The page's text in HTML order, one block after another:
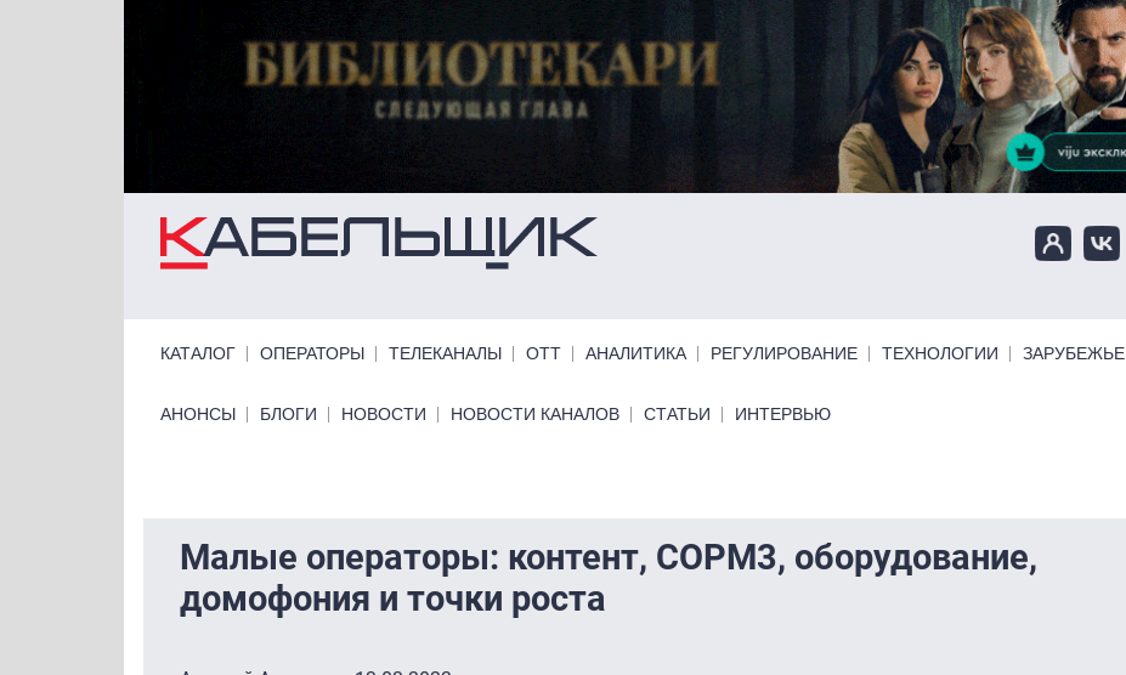
КАТАЛОГ ОПЕРАТОРЫ ТЕЛЕКАНАЛЫ ОТТ АНАЛИТИКА РЕГУЛИРОВАНИЕ ТЕХНОЛОГИИ ЗАРУБЕЖЬЕ
Primary links bottom
АНОНСЫ БЛОГИ НОВОСТИ НОВОСТИ КАНАЛОВ СТАТЬИ ИНТЕРВЬЮ
Малые операторы: контент, СОРМ3, оборудование,
домофония и точки роста